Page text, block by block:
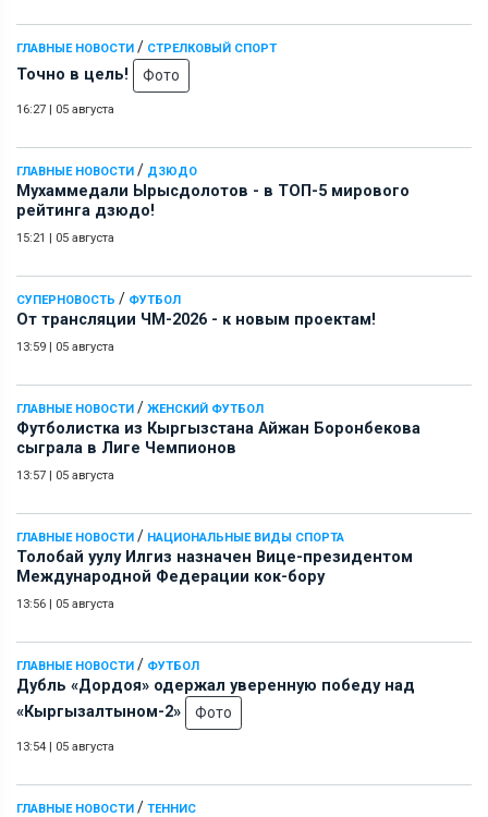
ГЛАВНЫЕ НОВОСТИ / СТРЕЛКОВЫЙ СПОРТ
Точно в цель! Фото
16:27 | 05 августа
ГЛАВНЫЕ НОВОСТИ / ДЗЮДО
Мухаммедали Ырысдолотов - в ТОП-5 мирового
рейтинга дзюдо!
15:21 | 05 августа
СУПЕРНОВОСТЬ / ФУТБОЛ
От трансляции ЧМ-2026 - к новым проектам!
13:59 | 05 августа
ГЛАВНЫЕ НОВОСТИ / ЖЕНСКИЙ ФУТБОЛ
Футболистка из Кыргызстана Айжан Боронбекова
сыграла в Лиге Чемпионов
13:57 | 05 августа
ГЛАВНЫЕ НОВОСТИ / НАЦИОНАЛЬНЫЕ ВИДЫ СПОРТА
Толобай уулу Илгиз назначен Вице-президентом
Международной Федерации кок-бору
13:56 | 05 августа
ГЛАВНЫЕ НОВОСТИ / ФУТБОЛ
Дубль «Дордоя» одержал уверенную победу над
«Кыргызалтыном-2»
Фото
13:54 | 05 августа
ГЛАВНЫЕ НОВОСТИ / ТЕННИС